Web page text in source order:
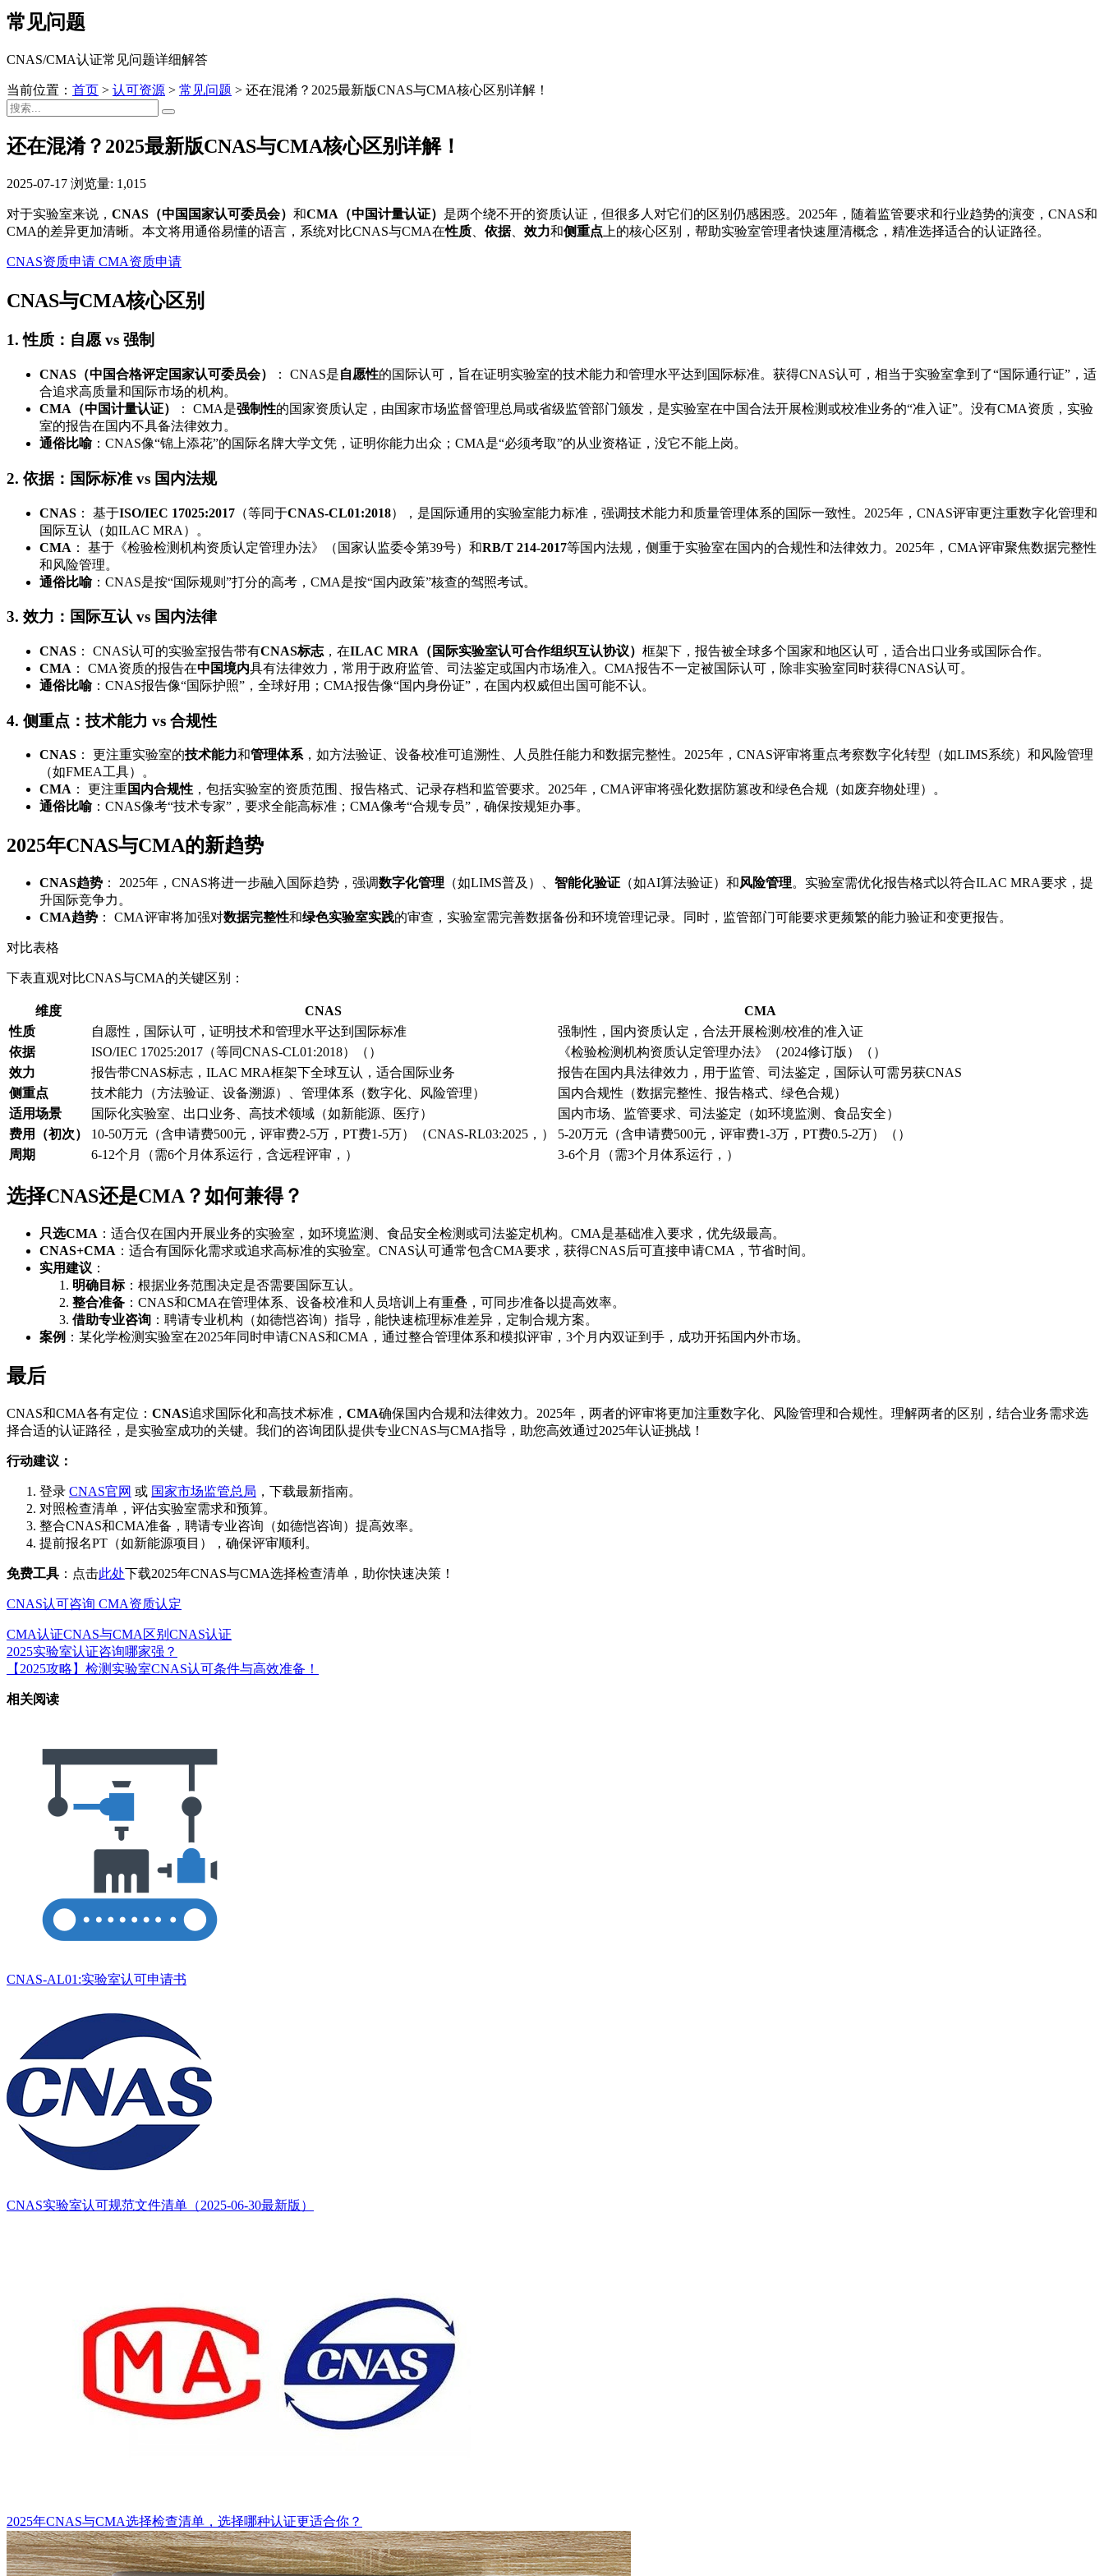
常见问题
CNAS/CMA认证常见问题详细解答
当前位置： 首页 > 认可资源 > 常见问题 > 还在混淆？2025最新版CNAS与CMA核心区别详解！
还在混淆？2025最新版CNAS与CMA核心区别详解！
2025-07-17 浏览量: 1,015
对于实验室来说， CNAS（中国国家认可委员会） 和CMA（中国计量认证） 是两个绕不开的资质认证，但很多人对它们的区别仍感困惑。2025年，随着监管要求和行业趋势的演变，CNAS和
CMA的差异更加清晰。本文将用通俗易懂的语言，系统对比CNAS与CMA在性质 依据、 效力和侧重点 上的核心区别，帮助实验室管理者快速厘清概念，精准选择适合的认证路径。
CNAS资质申请 CMA资质申请
CNAS与CMA核心区别
1.性质：自愿 vs 强制
CNAS（中国合格评定国家认可委员会） ： CNAS是自愿性的国际认可，旨在证明实验室的技术能力和管理水平达到国际标准。获得CNAS认可，相当于实验室拿到了“国际通行证”，适
合追求高质量和国际市场的机构。
CMA（中国计量认证）
： CMA是强制性的国家资质认定，由国家市场监督管理总局或省级监管部门颁发，是实验室在中国合法开展检测或校准业务的“准入证”。没有CMA资质，实验
室的报告在国内不具备法律效力。
通俗比喻：CNAS像“锦上添花”的国际名牌大学文凭，证明你能力出众；CMA是“必须考取”的从业资格证，没它不能上岗。
2. 依据：国际标准 vs 国内法规
CNAS ： 基于ISO/IEC 17025:2017 （等同于CNAS-CL01:2018），是国际通用的实验室能力标准，强调技术能力和质量管理体系的国际一致性。2025年，CNAS评审更注重数字化管理和
国际互认（如ILAC MRA）。
CMA ： 基于《检验检测机构资质认定管理办法》（国家认监委令第39号）和RB/T 214-2017等国内法规，侧重于实验室在国内的合规性和法律效力。2025年，CMA评审聚焦数据完整性
和风险管理。
通俗比喻：CNAS是按“国际规则”打分的高考，CMA是按“国内政策”核查的驾照考试。
3. 效力：国际互认 vs 国内法律
CNAS ： CNAS认可的实验室报告带有CNAS标志 ，在ILAC MRA（国际实验室认可合作组织互认协议） 框架下，报告被全球多个国家和地区认可，适合出口业务或国际合作。
CMA ： CMA资质的报告在中国境内具有法律效力，常用于政府监管、司法鉴定或国内市场准入。CMA报告不一定被国际认可，除非实验室同时获得CNAS认可。
通俗比喻：CNAS报告像“国际护照”，全球好用；CMA报告像“国内身份证”，在国内权威但出国可能不认。
4. 侧重点：技术能力 vs 合规性
CNAS ： 更注重实验室的技术能力和管理体系，如方法验证、设备校准可追溯性、人员胜任能力和数据完整性。2025年，CNAS评审将重点考察数字化转型（如LIMS系统）和风险管理
（如FMEA工具）。
CMA ： 更注重国内合规性 ，包括实验室的资质范围、报告格式、记录存档和监管要求。2025年，CMA评审将强化数据防篡改和绿色合规（如废弃物处理）。
通俗比喻：CNAS像考“技术专家”，要求全能高标准；CMA像考“合规专员”，确保按规矩办事。
2025年CNAS与CMA的新趋势
CNAS趋势 ： 2025年，CNAS将进一步融入国际趋势，强调数字化管理 （如LIMS普及）、 智能化验证 （如AI算法验证）和风险管理。实验室需优化报告格式以符合ILAC MRA要求，提
升国际竞争力。
CMA趋势 ： CMA评审将加强对数据完整性和绿色实验室实践的审查，实验室需完善数据备份和环境管理记录。同时，监管部门可能要求更频繁的能力验证和变更报告。
对比表格
下表直观对比CNAS与CMA的关键区别：
维度 CNAS
CMA
性质
自愿性，国际认可，证明技术和管理水平达到国际标准
强制性，国内资质认定，合法开展检测/校准的准入证
依据
ISO/IEC 17025:2017（等同CNAS-CL01:2018）（）
《检验检测机构资质认定管理办法》（2024修订版）（）
效力
报告带CNAS标志，ILAC MRA框架下全球互认，适合国际业务
报告在国内具法律效力，用于监管、司法鉴定，国际认可需另获CNAS
侧重点
技术能力（方法验证、设备溯源）、管理体系（数字化、风险管理）
国内合规性（数据完整性、报告格式、绿色合规）
适用场景
国际化实验室、出口业务、高技术领域（如新能源、医疗）
国内市场、监管要求、司法鉴定（如环境监测、食品安全）
费用（初次）
10-50万元（含申请费500元，评审费2-5万，PT费1-5万）（CNAS-RL03:2025，）
5-20万元（含申请费500元，评审费1-3万，PT费0.5-2万）（）
周期
6-12个月（需6个月体系运行，含远程评审，） 3-6个月（需3个月体系运行，）
选择CNAS还是CMA？如何兼得？
只选CMA ：适合仅在国内开展业务的实验室，如环境监测、食品安全检测或司法鉴定机构。CMA是基础准入要求，优先级最高。
CNAS+CMA ：适合有国际化需求或追求高标准的实验室。CNAS认可通常包含CMA要求，获得CNAS后可直接申请CMA，节省时间。
实用建议 ：
明确目标：根据业务范围决定是否需要国际互认。
整合准备 ：CNAS和CMA在管理体系、设备校准和人员培训上有重叠，可同步准备以提高效率。
借助专业咨询 ：聘请专业机构（如德恺咨询）指导，能快速梳理标准差异，定制合规方案。
案例 ：某化学检测实验室在2025年同时申请CNAS和CMA，通过整合管理体系和模拟评审，3个月内双证到手，成功开拓国内外市场。
最后
CNAS和CMA各有定位： CNAS追求国际化和高技术标准， CMA确保国内合规和法律效力。2025年，两者的评审将更加注重数字化、风险管理和合规性。理解两者的区别，结合业务需求选
择合适的认证路径，是实验室成功的关键。我们的咨询团队提供专业CNAS与CMA指导，助您高效通过2025年认证挑战！
行动建议：
登录 CNAS官网 或 国家市场监管总局 ，下载最新指南。
对照检查清单，评估实验室需求和预算。
整合CNAS和CMA准备，聘请专业咨询（如德恺咨询）提高效率。
提前报名PT（如新能源项目），确保评审顺利。
免费工具 ：点击此处下载2025年CNAS与CMA选择检查清单，助你快速决策！
CNAS认可咨询 CMA资质认定
CMA认证CNAS与CMA区别 CNAS认证
2025实验室认证咨询哪家强？
【2025攻略】检测实验室CNAS认可条件与高效准备！
相关阅读
CNAS-AL01:实验室认可申请书
CNAS实验室认可规范文件清单（2025-06-30最新版）
2025年CNAS与CMA选择检查清单，选择哪种认证更适合你？